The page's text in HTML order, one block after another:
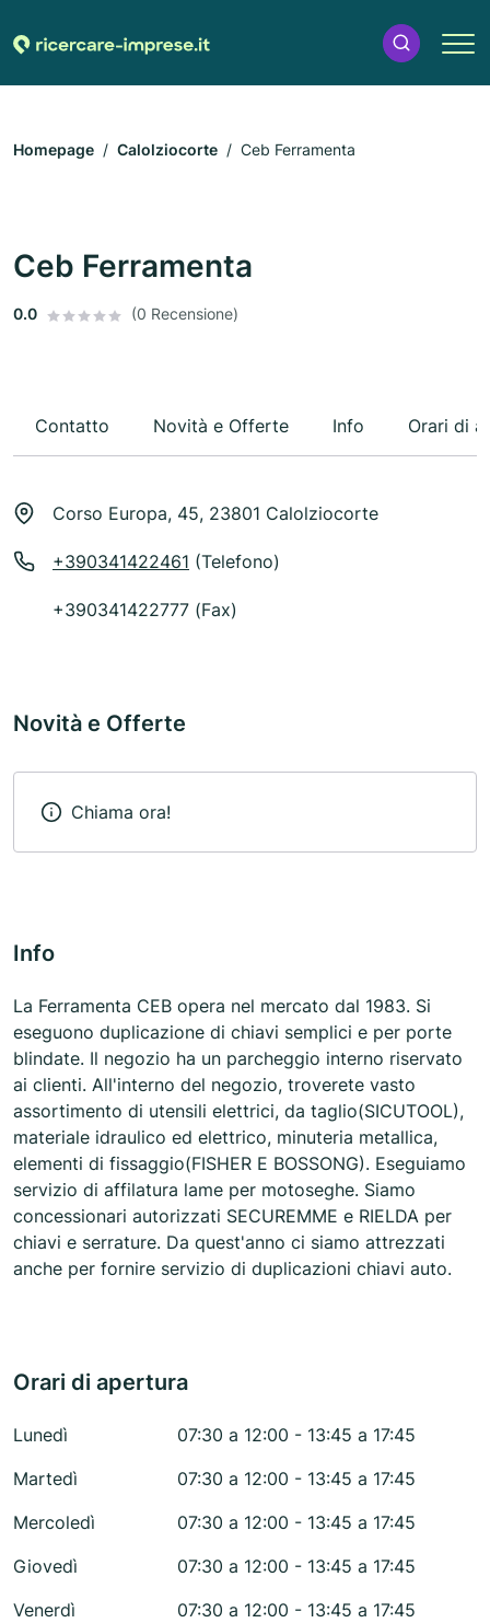
Homepage Calolziocorte Ceb Ferramenta
Ceb Ferramenta
0.0 (0 Recensione)
Contatto Novità e Offerte Info Orari di
Corso Europa, 45, 23801 Calolziocorte
+390341422461 (Telefono)
+390341422777 (Fax)
Novità e Offerte
Chiama ora!
Info
La Ferramenta CEB opera nel mercato dal 1983. Si
eseguono duplicazione di chiavi semplici e per porte
blindate. Il negozio ha un parcheggio interno riservato
ai clienti. All'interno del negozio, troverete vasto
assortimento di utensili elettrici, da taglio(SICUTOOL),
materiale idraulico ed elettrico, minuteria metallica,
elementi di fissaggio(FISHER E BOSSONG). Eseguiamo
servizio di affilatura lame per motoseghe. Siamo
concessionari autorizzati SECUREMME e RIELDA per
chiavi e serrature. Da quest'anno ci siamo attrezzati
anche per fornire servizio di duplicazioni chiavi auto.
Orari di apertura
Lunedì
07:30 a 12:00 - 13:45 a 17:45
Martedì
07:30 a 12:00 - 13:45 a 17:45
Mercoledì
07:30 a 12:00 - 13:45 a 17:45
Giovedì
07:30 a 12:00 - 13:45 a 17:45
Venerdì
07:30 a 12:00 - 13:45 a 17:45